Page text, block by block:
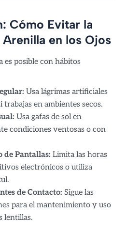
Cómo Evitar la
en los Ojos
es posible con hábitos
Usa lágrimas artificiales
trabajas en ambientes secos.
Usa gafas de sol en
condiciones ventosas o con
de Pantallas: Limita las horas
electrónicos o utiliza
de Contacto: Sigue las
para el mantenimiento y uso
lentillas.